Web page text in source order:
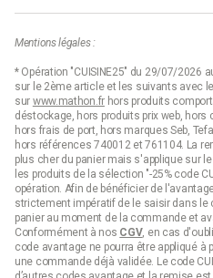
Mentions légales :
* Opération "CUISINE25" du 29/07/2026
sur le 2ème article et les suivants avec
sur www.mathon.frhors produits
déstockage, hors produits prix web, hors
hors frais de port, hors marques Seb,
hors références 740012 et 761104. La
plus cher du panier mais s'applique sur
les produits de la sélection "-25% code
opération. Afin de bénéficier de
strictement impératif de le saisir dans le
panier au moment de la commande et
Conformément à nos CGV, en cas
code avantage ne pourra être appliqué
une commande déjà validée. Le code